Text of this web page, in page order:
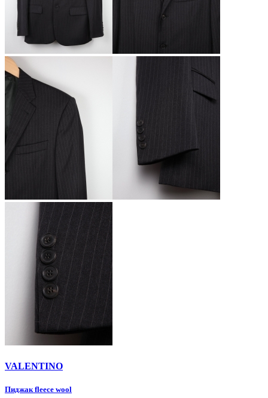
VALENTINO
Пиджак fleece wool